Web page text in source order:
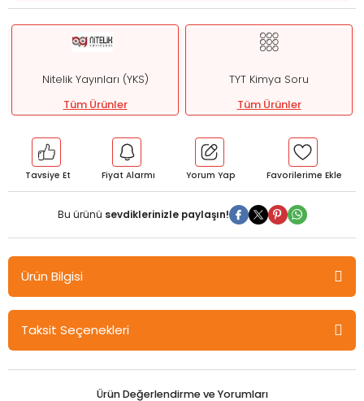
Nitelik Yayınları (YKS)
Tüm Ürünler
TYT Kimya Soru
Tüm Ürünler
Tavsiye Et Fiyat Alarmı Yorum Yap
Bu ürünü sevdiklerinizle paylaşın!
Ürün Bilgisi
Nitelik YKS TYT Kimya Provası 32x7 Deneme Nitelik Yayınları
Taksit Seçenekleri
Ürün Değerlendirme ve Yorumları